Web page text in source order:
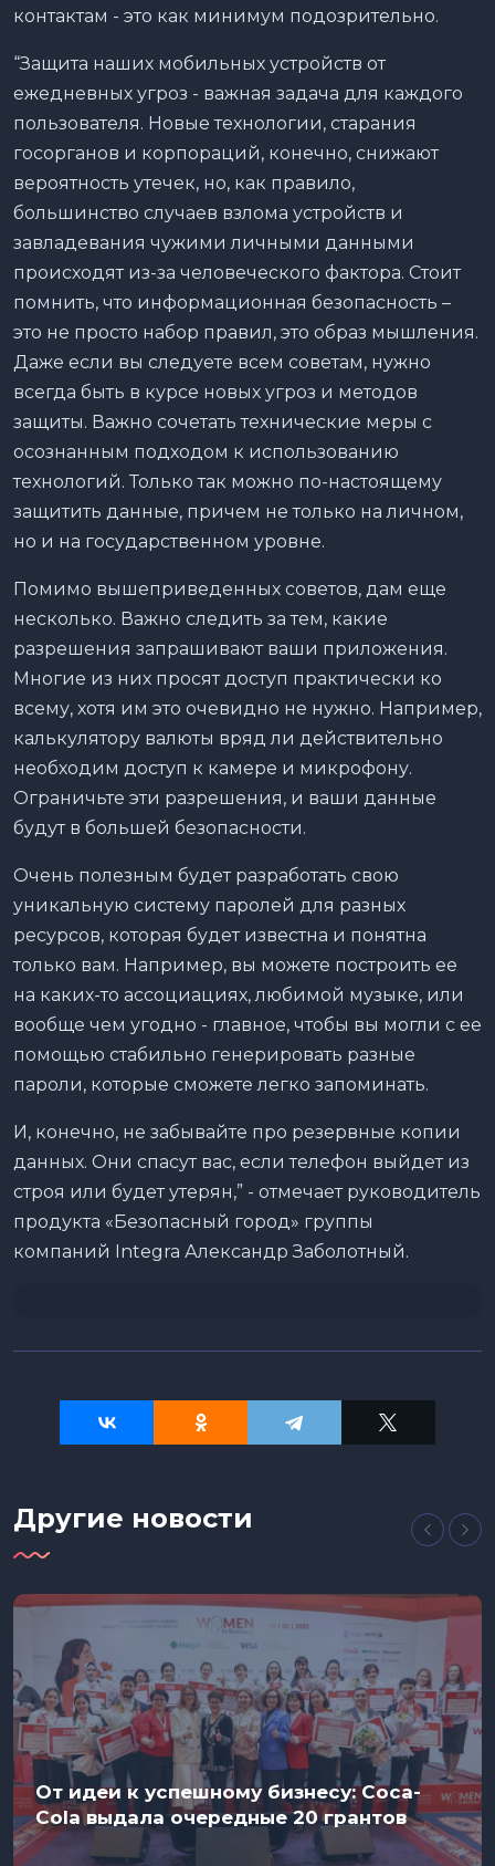
контактам - это как минимум подозрительно.
“Защита наших мобильных устройств от
ежедневных угроз - важная задача для каждого
пользователя. Новые технологии, старания
госорганов и корпораций, конечно, снижают
вероятность утечек, но, как правило,
большинство случаев взлома устройств и
завладевания чужими личными данными
происходят из-за человеческого фактора. Стоит
помнить, что информационная безопасность –
это не просто набор правил, это образ мышления.
Даже если вы следуете всем советам, нужно
всегда быть в курсе новых угроз и методов
защиты. Важно сочетать технические меры с
осознанным подходом к использованию
технологий. Только так можно по-настоящему
защитить данные, причем не только на личном,
но и на государственном уровне.
Помимо вышеприведенных советов, дам еще
несколько. Важно следить за тем, какие
разрешения запрашивают ваши приложения.
Многие из них просят доступ практически ко
всему, хотя им это очевидно не нужно. Например,
калькулятору валюты вряд ли действительно
необходим доступ к камере и микрофону.
Ограничьте эти разрешения, и ваши данные
будут в большей безопасности.
Очень полезным будет разработать свою
уникальную систему паролей для разных
ресурсов, которая будет известна и понятна
только вам. Например, вы можете построить ее
на каких-то ассоциациях, любимой музыке, или
вообще чем угодно - главное, чтобы вы могли с ее
помощью стабильно генерировать разные
пароли, которые сможете легко запоминать.
И, конечно, не забывайте про резервные копии
данных. Они спасут вас, если телефон выйдет из
строя или будет утерян,” - отмечает руководитель
продукта «Безопасный город» группы
компаний Integra Александр Заболотный.
Другие новости
От идеи к успешному бизнесу: Coca-
Cola выдала очередные 20 грантов